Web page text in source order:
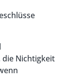
die Nichtigkeit